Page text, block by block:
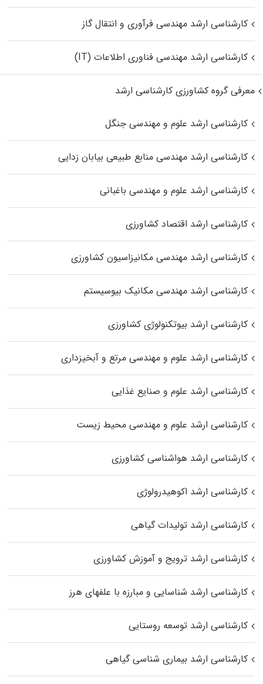
کارشناسی ارشد مهندسی فرآوری و انتقال گاز
کارشناسی ارشد مهندسی فناوری اطلاعات (IT)
معرفی گروه کشاورزی کارشناسی ارشد
کارشناسی ارشد علوم و مهندسی جنگل
کارشناسی ارشد مهندسی منابع طبیعی بیابان زدایی
کارشناسی ارشد علوم و مهندسی باغبانی
کارشناسی ارشد اقتصاد کشاورزی
کارشناسی ارشد مهندسی مکانیزاسیون کشاورزی
کارشناسی ارشد مهندسی مکانیک بیوسیستم
کارشناسی ارشد بیوتکنولوژی کشاورزی
کارشناسی ارشد علوم و مهندسی مرتع و آبخیزداری
کارشناسی ارشد علوم و صنایع غذایی
کارشناسی ارشد علوم و مهندسی محیط زیست
کارشناسی ارشد هواشناسی کشاورزی
کارشناسی ارشد اکوهیدرولوژی
کارشناسی ارشد تولیدات گیاهی
کارشناسی ارشد ترویج و آموزش کشاورزی
کارشناسی ارشد شناسایی و مبارزه با علفهای هرز
کارشناسی ارشد توسعه روستایی
کارشناسی ارشد بیماری‌ شناسی گیاهی